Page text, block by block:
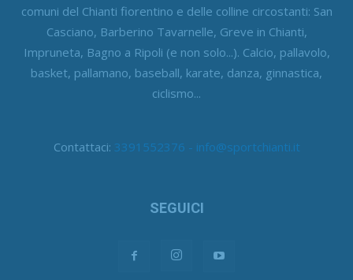
comuni del Chianti fiorentino e delle colline circostanti: San
Casciano, Barberino Tavarnelle, Greve in Chianti,
Impruneta, Bagno a Ripoli (e non solo...). Calcio, pallavolo,
basket, pallamano, baseball, karate, danza, ginnastica,
ciclismo...
Contattaci: 3391552376 - info@sportchianti.it
SEGUICI